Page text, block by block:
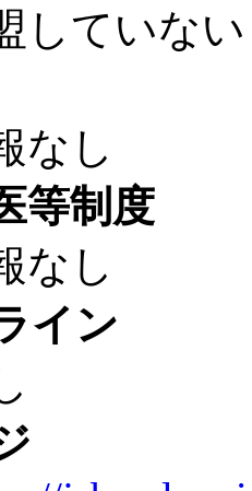
いない
し
等制度
し
イン